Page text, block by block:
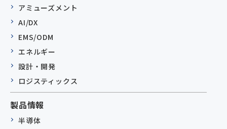
アミューズメント
AI/DX
EMS/ODM
エネルギー
設計・開発
ロジスティックス
製品情報
半導体